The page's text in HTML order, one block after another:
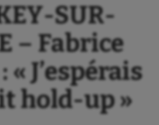
SUR-
– Fabrice
J’espérais
hold-up »